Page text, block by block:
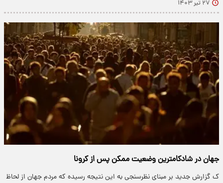
۲۷ تیر ۱۴۰۳
جهان در شادکامترین وضعیت ممکن پس از کرونا
ک گزارش جدید بر مبنای نظرسنجی به این نتیجه رسیده که مردم جهان از لحاظ